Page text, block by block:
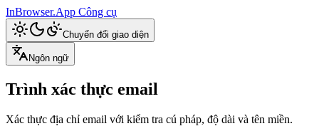
InBrowser.App Công cụ
Chuyển đổi giao diện
Ngôn ngữ
Trình xác thực email
Xác thực địa chỉ email với kiểm tra cú pháp, độ dài và tên miền.